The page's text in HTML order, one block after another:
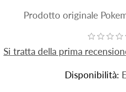
Prodotto originale
Si tratta della prima
Disponibilità: